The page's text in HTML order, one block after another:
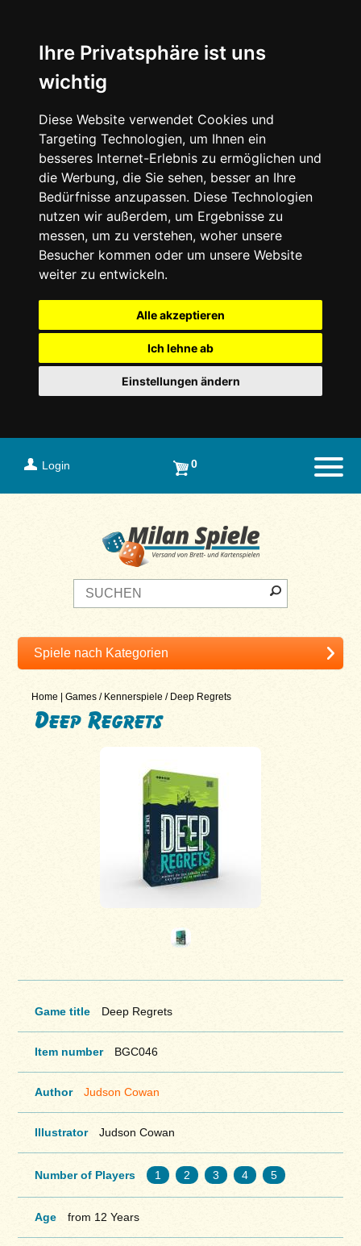
Ihre Privatsphäre ist uns
wichtig
Diese Website verwendet Cookies und
Targeting Technologien, um Ihnen ein
besseres Internet-Erlebnis zu ermöglichen und
die Werbung, die Sie sehen, besser an Ihre
Bedürfnisse anzupassen. Diese Technologien
nutzen wir außerdem, um Ergebnisse zu
messen, um zu verstehen, woher unsere
Besucher kommen oder um unsere Website
weiter zu entwickeln.
Alle akzeptieren
Ich lehne ab
Einstellungen ändern
Login 0
Home |Games / Kennerspiele / Deep Regrets
Deep Regrets
Game title Deep Regrets
Item number BGC046
Author Judson Cowan
Illustrator Judson Cowan
Number of Players 1 2 3 4 5
Age from 12 Years